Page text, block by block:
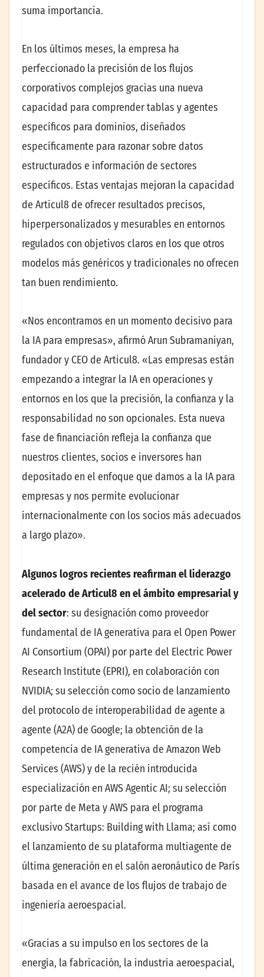
suma importancia.
En los últimos meses, la empresa ha
perfeccionado la precisión de los flujos
corporativos complejos gracias una nueva
capacidad para comprender tablas y agentes
específicos para dominios, diseñados
específicamente para razonar sobre datos
estructurados e información de sectores
específicos. Estas ventajas mejoran la capacidad
de Articul8 de ofrecer resultados precisos,
hiperpersonalizados y mesurables en entornos
regulados con objetivos claros en los que otros
modelos más genéricos y tradicionales no ofrecen
tan buen rendimiento.
«Nos encontramos en un momento decisivo para
la IA para empresas», afirmó Arun Subramaniyan,
fundador y CEO de Articul8. «Las empresas están
empezando a integrar la IA en operaciones y
entornos en los que la precisión, la confianza y la
responsabilidad no son opcionales. Esta nueva
fase de financiación refleja la confianza que
nuestros clientes, socios e inversores han
depositado en el enfoque que damos a la IA para
empresas y nos permite evolucionar
internacionalmente con los socios más adecuados
a largo plazo».
Algunos logros recientes reafirman el liderazgo
acelerado de Articul8 en el ámbito empresarial y
del sector: su designación como proveedor
fundamental de IA generativa para el Open Power
AI Consortium (OPAI) por parte del Electric Power
Research Institute (EPRI), en colaboración con
NVIDIA; su selección como socio de lanzamiento
del protocolo de interoperabilidad de agente a
agente (A2A) de Google; la obtención de la
competencia de IA generativa de Amazon Web
Services (AWS) y de la recién introducida
especialización en AWS Agentic AI; su selección
por parte de Meta y AWS para el programa
exclusivo Startups: Building with Llama; así como
el lanzamiento de su plataforma multiagente de
última generación en el salón aeronáutico de París
basada en el avance de los flujos de trabajo de
ingeniería aeroespacial.
«Gracias a su impulso en los sectores de la
energía, la fabricación, la industria aeroespacial,